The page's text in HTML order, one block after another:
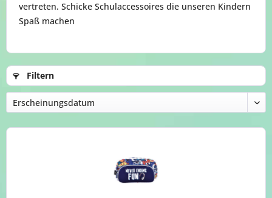
vertreten. Schicke Schulaccessoires die unseren Kindern
Spaß machen
Filtern